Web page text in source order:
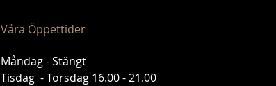
Våra Öppettider
Måndag - Stängt
Tisdag - Torsdag 16.00 - 21.00